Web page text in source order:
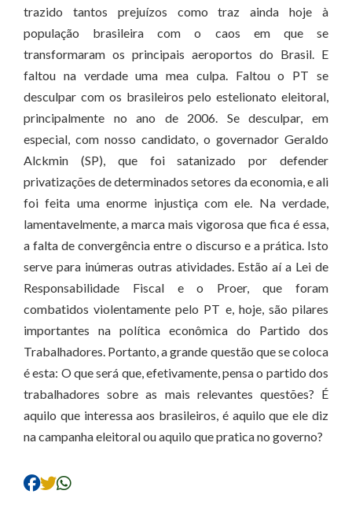
trazido tantos prejuízos como traz ainda hoje à
população brasileira com o caos em que se
transformaram os principais aeroportos do Brasil. E
faltou na verdade uma mea culpa. Faltou o PT se
desculpar com os brasileiros pelo estelionato eleitoral,
principalmente no ano de 2006. Se desculpar, em
especial, com nosso candidato, o governador Geraldo
Alckmin (SP), que foi satanizado por defender
privatizações de determinados setores da economia, e ali
foi feita uma enorme injustiça com ele. Na verdade,
lamentavelmente, a marca mais vigorosa que fica é essa,
a falta de convergência entre o discurso e a prática. Isto
serve para inúmeras outras atividades. Estão aí a Lei de
Responsabilidade Fiscal e o Proer, que foram
combatidos violentamente pelo PT e, hoje, são pilares
importantes na política econômica do Partido dos
Trabalhadores. Portanto, a grande questão que se coloca
é esta: O que será que, efetivamente, pensa o partido dos
trabalhadores sobre as mais relevantes questões? É
aquilo que interessa aos brasileiros, é aquilo que ele diz
na campanha eleitoral ou aquilo que pratica no governo?